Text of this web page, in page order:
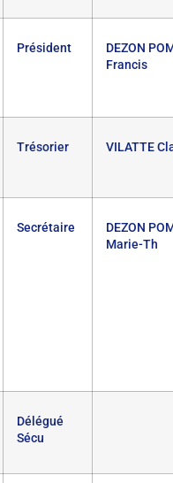
Président
DEZON
Francis
Trésorier VILATTE
Secrétaire
DEZON
Marie-Th
Délégué
Sécu